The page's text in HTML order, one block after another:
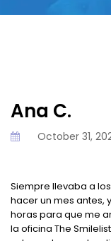
Ana C.
October 31,
Siempre llevaba a
hacer un mes antes,
horas para que me
la oficina The